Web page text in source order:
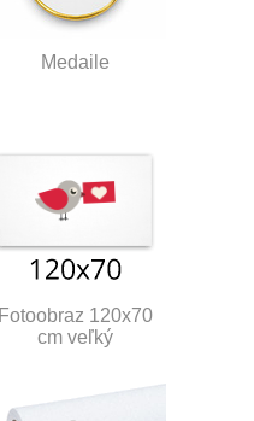
Medaile
Fotoobraz 120x70
cm veľký